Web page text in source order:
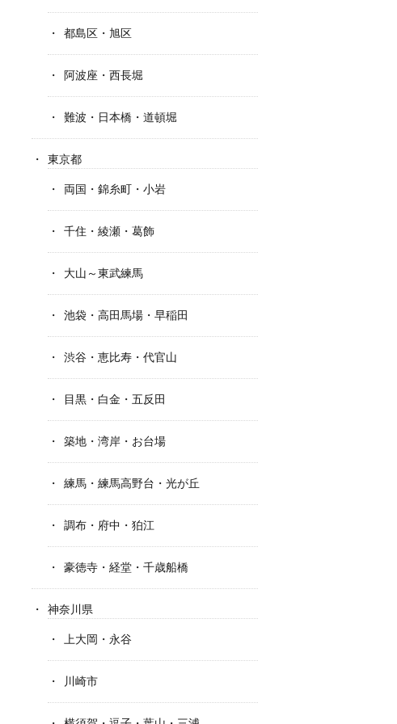
都島区・旭区
阿波座・西長堀
難波・日本橋・道頓堀
東京都
両国・錦糸町・小岩
千住・綾瀬・葛飾
大山～東武練馬
池袋・高田馬場・早稲田
渋谷・恵比寿・代官山
目黒・白金・五反田
築地・湾岸・お台場
練馬・練馬高野台・光が丘
調布・府中・狛江
豪徳寺・経堂・千歳船橋
神奈川県
上大岡・永谷
川崎市